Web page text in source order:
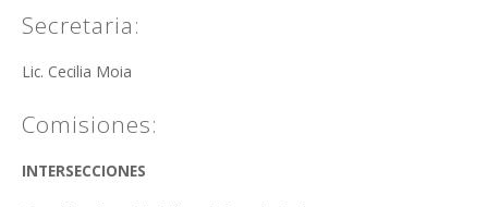
Secretaria:
Lic. Cecilia Moia
Comisiones:
INTERSECCIONES